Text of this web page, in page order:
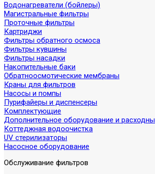
Водонагреватели (бойлеры)
Магистральные фильтры
Проточные фильтры
Картриджи
Фильтры обратного осмоса
Фильтры кувшины
Фильтры насадки
Накопительные баки
Обратноосмотические мембраны
Краны для фильтров
Насосы и помпы
Пурифайеры и диспенсеры
Комплектующие
Дополнительное оборудование и
Коттеджная водоочистка
UV стерилизаторы
Насосное оборудование
Обслуживание фильтров